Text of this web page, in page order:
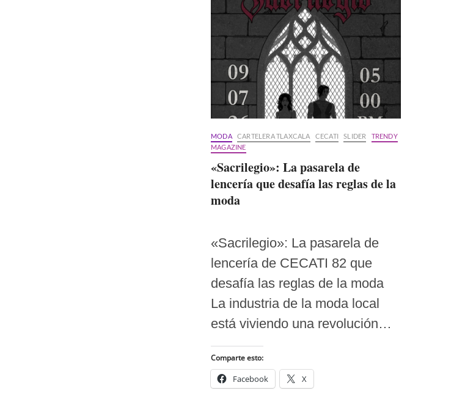
MODA CARTELERA TLAXCALA CECATI SLIDER
TRENDY
MAGAZINE
«Sacrilegio»: La pasarela de
lencería que desafía las reglas de la
moda
«Sacrilegio»: La pasarela de
lencería de CECATI 82 que
desafía las reglas de la moda
La industria de la moda local
está viviendo una revolución…
Comparte esto:
Facebook X